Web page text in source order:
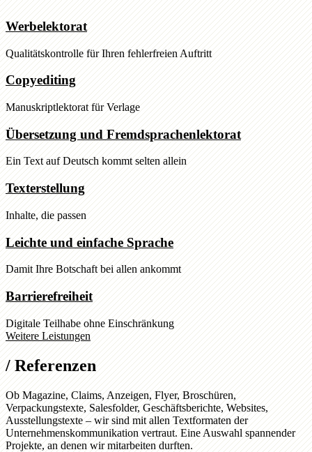
Werbelektorat
Qualitätskontrolle für Ihren fehlerfreien Auftritt
Copyediting
Manuskriptlektorat für Verlage
Übersetzung und Fremdsprachenlektorat
Ein Text auf Deutsch kommt selten allein
Texterstellung
Inhalte, die passen
Leichte und einfache Sprache
Damit Ihre Botschaft bei allen ankommt
Barrierefreiheit
Digitale Teilhabe ohne Einschränkung
Weitere Leistungen
/Referenzen
Ob Magazine, Claims, Anzeigen, Flyer, Broschüren,
Verpackungstexte, Salesfolder, Geschäftsberichte, Websites,
Ausstellungstexte – wir sind mit allen Textformaten der
Unternehmenskommunikation vertraut. Eine Auswahl spannender
Projekte, an denen wir mitarbeiten durften.